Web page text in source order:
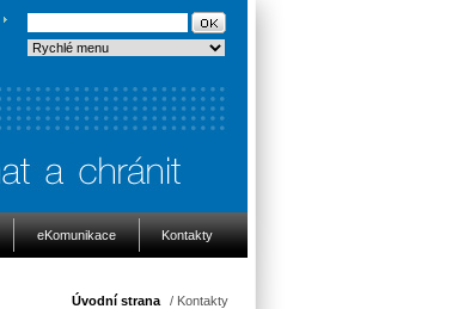
eKomunikace Kontakty
Úvodní strana / Kontakty